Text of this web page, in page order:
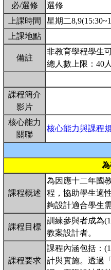
必/選修
選修
上課時間
星期二
上課地點
備註
非教育學程學生
總人數上限：40人
課程簡介
影片
核心能力
關聯
核心能力與課程
課程概述
為因應十二年國
程，協助學生適
夠設計適合學生
課程目標
訓練參與者成為
教案設計者。
課程要求
課程內涵包括：
計與實施。透過